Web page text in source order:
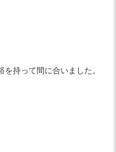
持って間に合いました。